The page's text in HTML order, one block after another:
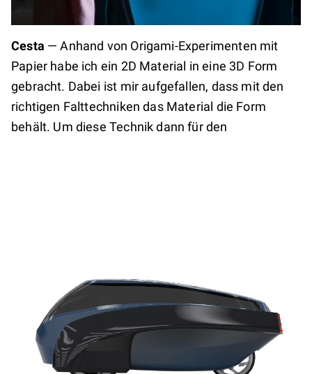
Cesta —Anhand von Origami-Experimenten mit
Papier habe ich ein 2D Material in eine 3D Form
gebracht. Dabei ist mir aufgefallen, dass mit den
richtigen Falttechniken das Material die Form
behält. Um diese Technik dann für den